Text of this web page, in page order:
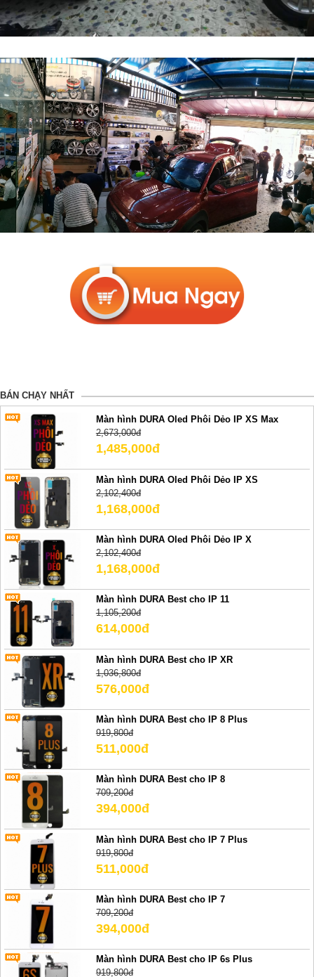
BÁN CHẠY NHẤT
Màn hình DURA Oled Phôi Dẻo IP XS Max
2,673,000đ
1,485,000đ
Màn hình DURA Oled Phôi Dẻo IP XS
2,102,400đ
1,168,000đ
Màn hình DURA Oled Phôi Dẻo IP X
2,102,400đ
1,168,000đ
Màn hình DURA Best cho IP 11
1,105,200đ
614,000đ
Màn hình DURA Best cho IP XR
1,036,800đ
576,000đ
Màn hình DURA Best cho IP 8 Plus
919,800đ
511,000đ
Màn hình DURA Best cho IP 8
709,200đ
394,000đ
Màn hình DURA Best cho IP 7 Plus
919,800đ
511,000đ
Màn hình DURA Best cho IP 7
709,200đ
394,000đ
Màn hình DURA Best cho IP 6s Plus
919,800đ